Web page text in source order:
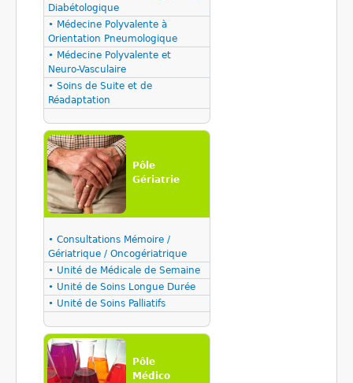
Diabétologique
• Médecine Polyvalente à
Orientation Pneumologique
• Médecine Polyvalente et
Neuro-Vasculaire
• Soins de Suite et de
Réadaptation
Pôle
Gériatrie
• Consultations Mémoire /
Gériatrique / Oncogériatrique
• Unité de Médicale de Semaine
• Unité de Soins Longue Durée
• Unité de Soins Palliatifs
Pôle
Médico